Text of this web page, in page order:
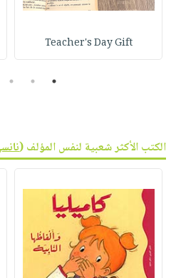
Teacher's Day Gift
1
2
3
الكتب الأكثر شعبية لنفس المؤلف (